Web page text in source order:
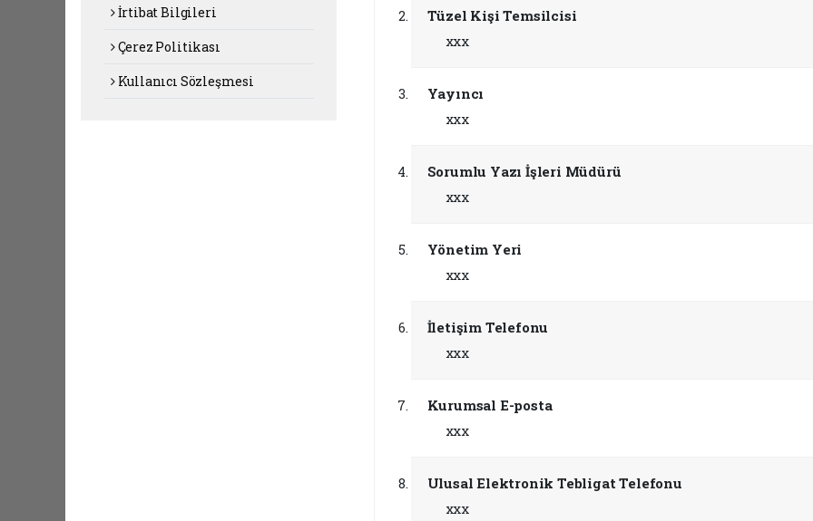
İrtibat Bilgileri
Çerez Politikası
Kullanıcı Sözleşmesi
Tüzel Kişi Temsilcisi
xxx
Yayıncı
xxx
Sorumlu Yazı İşleri Müdürü
xxx
Yönetim Yeri
xxx
İletişim Telefonu
xxx
Kurumsal E-posta
xxx
Ulusal Elektronik Tebligat Telefonu
xxx